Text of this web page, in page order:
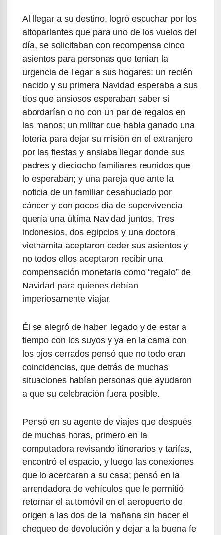
Al llegar a su destino, logró escuchar por los
altoparlantes que para uno de los vuelos del
día, se solicitaban con recompensa cinco
asientos para personas que tenían la
urgencia de llegar a sus hogares: un recién
nacido y su primera Navidad esperaba a sus
tíos que ansiosos esperaban saber si
abordarían o no con un par de regalos en
las manos; un militar que había ganado una
lotería para dejar su misión en el extranjero
por las fiestas y ansiaba llegar donde sus
padres y dieciocho familiares reunidos que
lo esperaban; y una pareja que ante la
noticia de un familiar desahuciado por
cáncer y con pocos día de supervivencia
quería una última Navidad juntos. Tres
indonesios, dos egipcios y una doctora
vietnamita aceptaron ceder sus asientos y
no todos ellos aceptaron recibir una
compensación monetaria como “regalo” de
Navidad para quienes debían
imperiosamente viajar.
Él se alegró de haber llegado y de estar a
tiempo con los suyos y ya en la cama con
los ojos cerrados pensó que no todo eran
coincidencias, que detrás de muchas
situaciones habían personas que ayudaron
a que su celebración fuera posible.
Pensó en su agente de viajes que después
de muchas horas, primero en la
computadora revisando itinerarios y tarifas,
encontró el espacio, y luego las conexiones
que lo acercaran a su casa; pensó en la
arrendadora de vehículos que le permitió
retornar el automóvil en el aeropuerto de
origen a las dos de la mañana sin hacer el
chequeo de devolución y dejar a la buena fe